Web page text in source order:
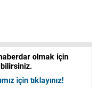
olmak için
için tıklayınız!